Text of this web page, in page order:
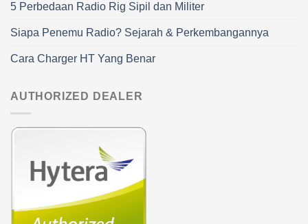
5 Perbedaan Radio Rig Sipil dan Militer
Siapa Penemu Radio? Sejarah & Perkembangannya
Cara Charger HT Yang Benar
AUTHORIZED DEALER